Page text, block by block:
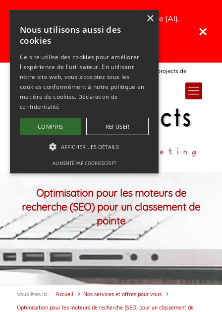
Traduit avec une intelligence artificielle (AI).
Toutes les erreurs dans le texte sont
cordialement excusées ;)
×
+49 (0) 341 65 67 111 5 info@optprojects.de
Optimisation pour les moteurs de
recherche (SEO) pour un classement de
pointe
Vous êtes ici : Accueil
Nos services et offres pour vous
Optimisation pour les moteurs de recherche (SEO) pour un classement de
×
Nous utilisons aussi des
cookies
Ce site utilise des cookies pour améliorer
l'expérience de l'utilisateur. En utilisant
notre site web, vous acceptez tous les
cookies conformément à notre politique en
matière de cookies. Déclaration de
confidentialité
COMPRIS REFUSER
AFFICHER LES DÉTAILS
ALIMENTÉ PAR COOKIESCRIPT